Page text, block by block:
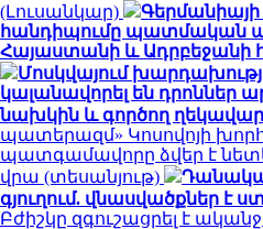
(Լուսանկար)
հանդիպումը պատմական
Հայաստանի և Ադրբեջանի
Մոսկվայում
կալանավորել են դրոններ
նախկին և գործող
պատերազմ» Կոսովոյի
պատգամավորը ձվեր է
վրա (տեսանյութ)
գյուղում. վնասվածքներ է
Բժիշկը զգուշացրել է